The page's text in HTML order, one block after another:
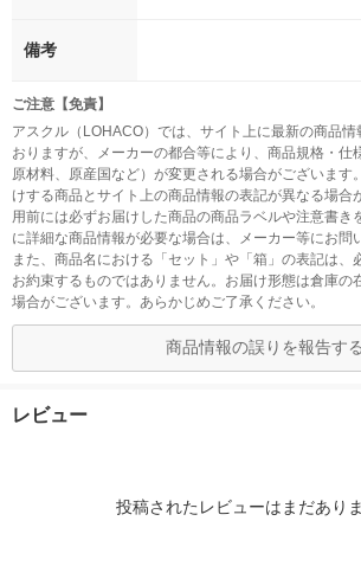
備考
ご注意【免責】
アスクル（LOHACO）では、サイト上に最新の商品
おりますが、メーカーの都合等により、商品規格・仕
原材料、原産国など）が変更される場合がございます
けする商品とサイト上の商品情報の表記が異なる場合
用前には必ずお届けした商品の商品ラベルや注意書き
に詳細な商品情報が必要な場合は、メーカー等にお問
また、商品名における「セット」や「箱」の表記は、
お約束するものではありません。お届け形態は倉庫の
場合がございます。あらかじめご了承ください。
商品情報の誤りを報告する
レビュー
投稿されたレビューはまだありま